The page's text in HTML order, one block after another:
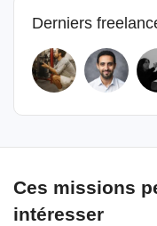
Derniers
Ces missions
intéresser